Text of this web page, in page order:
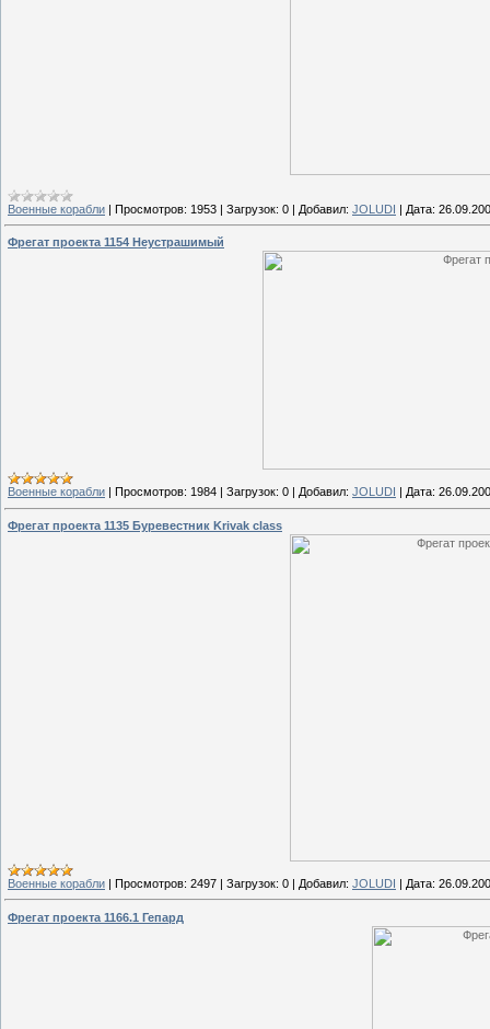
Военные корабли | Просмотров: 1953 | Загрузок: 0 | Добавил: JOLUDI | Дата:
Фрегат проекта 1154 Неустрашимый
Военные корабли Просмотров: 1984 Загрузок: 0 Добавил: JOLUDI Дата:
Фрегат проекта 1135 Буревестник Krivak class
Военные корабли | Просмотров: 2497 | Загрузок: 0 | Добавил: JOLUDI | Дата:
Фрегат проекта 1166.1 Гепард